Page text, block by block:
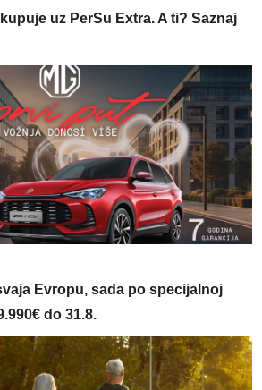
uz PerSu Extra. A ti? Saznaj
Evropu, sada po specijalnoj
do 31.8.